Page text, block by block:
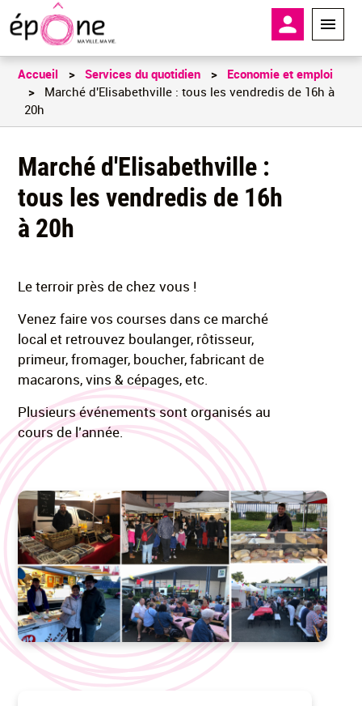
principal
En-tête -
Accueil Services du quotidien
Economie et emploi
Marché d'Elisabethville : tous les vendredis de 16h à
20h
Marché d'Elisabethville :
tous les vendredis de 16h
à 20h
Le terroir près de chez vous !
Venez faire vos courses dans ce marché
local et retrouvez boulanger, rôtisseur,
primeur, fromager, boucher, fabricant de
macarons, vins & cépages, etc.
Plusieurs événements sont organisés au
cours de l’année.